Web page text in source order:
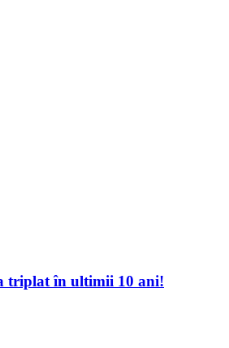
triplat în ultimii 10 ani!